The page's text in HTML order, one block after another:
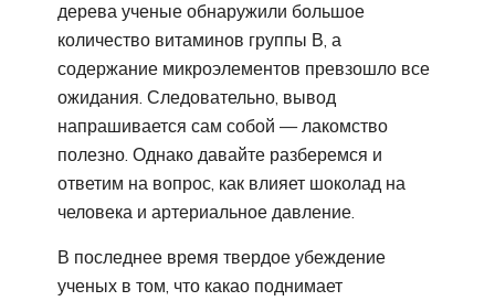
дерева ученые обнаружили большое
количество витаминов группы В, а
содержание микроэлементов превзошло все
ожидания. Следовательно, вывод
напрашивается сам собой — лакомство
полезно. Однако давайте разберемся и
ответим на вопрос, как влияет шоколад на
человека и артериальное давление.
В последнее время твердое убеждение
ученых в том, что какао поднимает